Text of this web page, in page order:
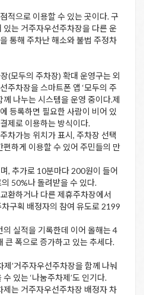
적으로 이용할 수 있는 곳이다. 구
있는 거주자우선주차장을 다른 운
통해 주차난 해소와 불법 주정차
(모두의 주차장) 확대 운영구는 외
주차장을 스마트폰 앱 ‘모두의 주
께 나누는 시스템을 운영 중이다.제
등록하면 필요한 사람이 비어 있
제로 이용하는 방식이다.
차가능 위치가 표시, 주차장 선택
하게 이용할 수 있어 주민들의 만
, 추가로 10분마다 200원이 들어
50%나 돌려받을 수 있다.
환하거나 다른 제휴주차장에서
구획 배정자의 참여 유도로 2199
실적을 기록한데 이어 올해는 4
큰 폭으로 증가하고 있는 추세다.
’거주자우선주차장을 함께 나눠
있는 ‘나눔주차제’도 인기다.
는 거주자우선주차장 배정자 차